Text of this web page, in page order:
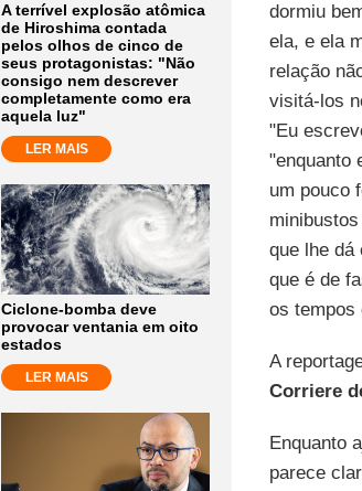
A terrível explosão atômica
de Hiroshima contada
pelos olhos de cinco de
seus protagonistas: "Não
consigo nem descrever
completamente como era
aquela luz"
LER MAIS
Ciclone-bomba deve
provocar ventania em oito
estados
LER MAIS
dormiu
ela, e ela
relação
visitá-los
"Eu
"enquanto
um pouco
que lhe dá
que é de
os tempos
A
Corriere
Enquanto
parece